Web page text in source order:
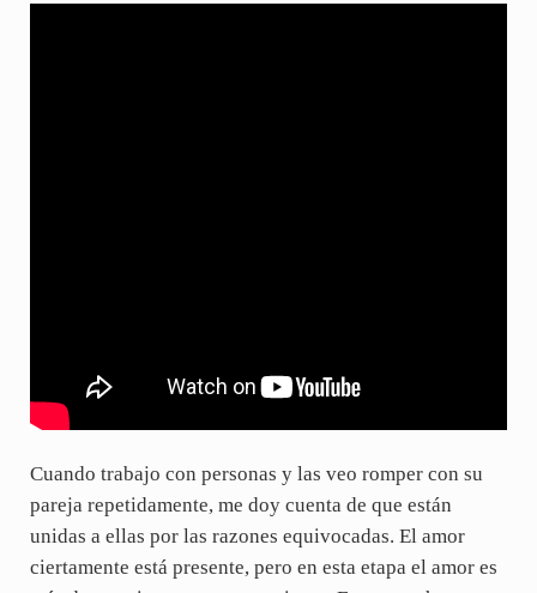
Cuando trabajo con personas y las veo romper con su
pareja repetidamente, me doy cuenta de que están
unidas a ellas por las razones equivocadas. El amor
ciertamente está presente, pero en esta etapa el amor es